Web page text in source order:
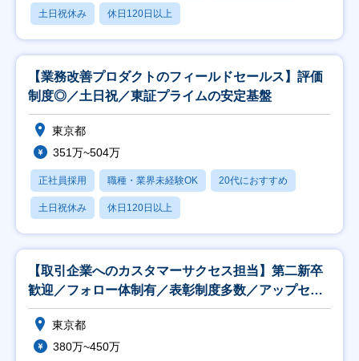
土日祝休み 休日120日以上
【業務改善プロダクトのフィールドセールス】評価
制度◎／土日祝／東証プライムの安定基盤
東京都
351万~504万
正社員採用 職種・業界未経験OK 20代におすすめ
土日祝休み 休日120日以上
【取引企業へのカスタマーサクセス担当】第二新卒
歓迎／フォロー体制有／表彰制度多数／アップセル
セールス
東京都
380万~450万